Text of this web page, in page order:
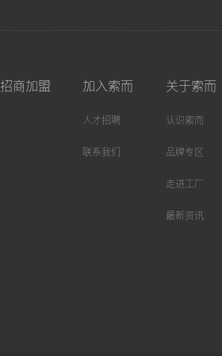
招商加盟 加入索而
人才招聘
联系我们
关于索而
认识索而
品牌专区
走进工厂
最新资讯